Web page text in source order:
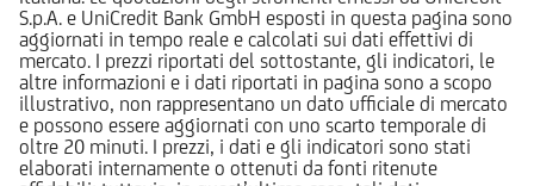
S.p.A. e UniCredit Bank GmbH esposti in questa pagina sono
aggiornati in tempo reale e calcolati sui dati effettivi di
mercato. I prezzi riportati del sottostante, gli indicatori, le
altre informazioni e i dati riportati in pagina sono a scopo
illustrativo, non rappresentano un dato ufficiale di mercato
e possono essere aggiornati con uno scarto temporale di
oltre 20 minuti. I prezzi, i dati e gli indicatori sono stati
elaborati internamente o ottenuti da fonti ritenute